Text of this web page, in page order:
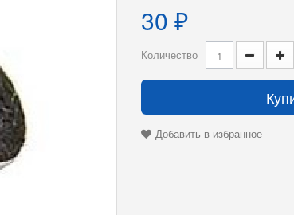
30 ₽
Количество
Добавить в избранное